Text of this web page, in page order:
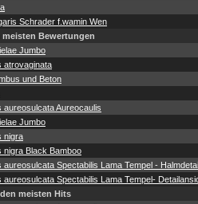
Schrader f.wamin Wen
Bewertungen
Jumbo
atrovaginata
und Beton
aureosulcata Aureocaulis
Jumbo
nigra
nigra Black Bamboo
aureosulcata Spectabilis Lama Tempel -
aureosulcata Spectabilis Lama Tempel-
meisten Hits